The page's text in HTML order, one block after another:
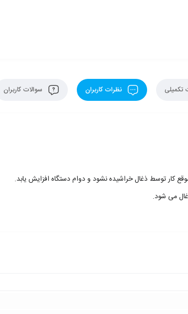
تکمیلی نظرات کاربران سوالات کاربران
کار توسط ذغال خراشیده نشود و دوام دستگاه افزایش یابد.
می شود.